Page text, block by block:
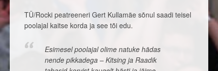
TÜ/Rocki peatreeneri Gert Kullamäe sõnul saadi teisel
poolajal kaitse korda ja see tõi edu.
Esimesel poolajal olime natuke hädas
nende pikkadega – Kitsing ja Raadik